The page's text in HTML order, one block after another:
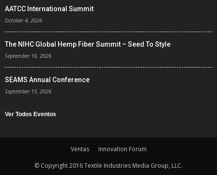
AATCC International Summit
October 4, 2026
The NIHC Global Hemp Fiber Summit – Seed To Style
September 16, 2026
SEAMS Annual Conference
September 15, 2026
Ver Todos Eventos
Ventas
Innovation Forum
© Copyright 2016 Textile Industries Media Group, LLC.